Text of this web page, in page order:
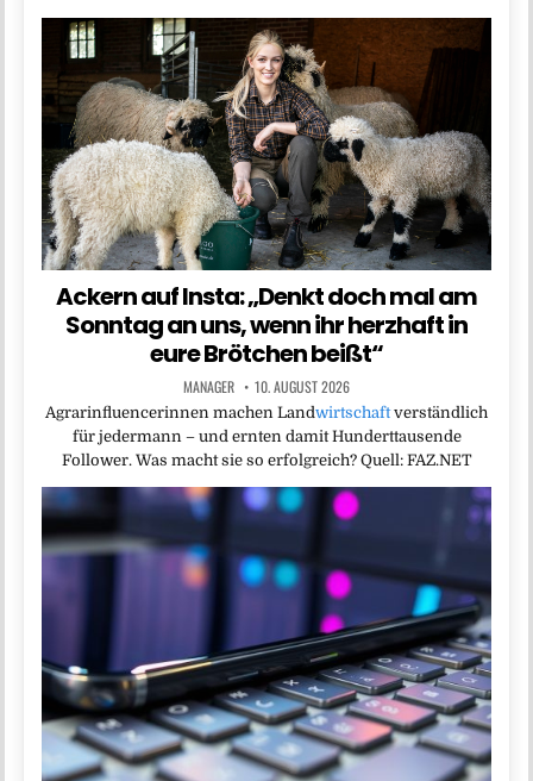
Ackern auf Insta: „Denkt doch mal am
Sonntag an uns, wenn ihr herzhaft in
eure Brötchen beißt“
MANAGER 10. AUGUST 2026
Agrarinfluencerinnen machen Landwirtschaftverständlich
für jedermann – und ernten damit Hunderttausende
Follower. Was macht sie so erfolgreich? Quell: FAZ.NET